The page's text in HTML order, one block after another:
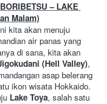
– LAKE
Malam)
air panas yang
di sana, kita akan
(Hell Valley),
asap belerang
ikon wisata Hokkaido.
Lake Toya, salah satu